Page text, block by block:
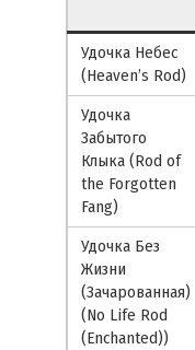
Удочка Небес
(Heaven’s Rod)
Удочка
Забытого
Клыка (Rod of
the Forgotten
Fang)
Удочка Без
Жизни
(Зачарованная)
(No Life Rod
(Enchanted))